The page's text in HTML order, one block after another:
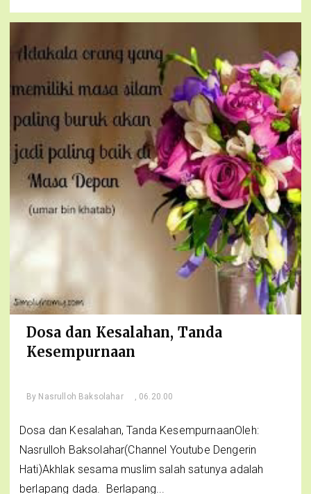
Dosa dan Kesalahan, Tanda
Kesempurnaan
By Nasrulloh Baksolahar , 06.20.00
Dosa dan Kesalahan, Tanda KesempurnaanOleh:
Nasrulloh Baksolahar(Channel Youtube Dengerin
Hati)Akhlak sesama muslim salah satunya adalah
berlapang dada. Berlapang...